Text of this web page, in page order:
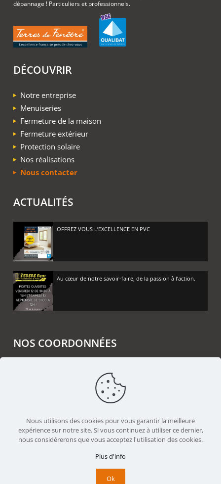
dépannage ! Particuliers et professionnels.
DÉCOUVRIR
Notre entreprise
Menuiseries
Fermeture de la maison
Fermeture extérieur
Protection solaire
Nos réalisations
Nous contacter
ACTUALITÉS
OFFREZ VOUS L’EXCELLENCE EN PVC
Au cœur de notre savoir-faire, de la passion à l’action.
NOS COORDONNÉES
contact@remyferere.fr
Nous utilisons des cookies pour vous garantir la meilleure
expérience sur notre site. Si vous continuez à utiliser ce dernier,
nous considérerons que vous acceptez l'utilisation des cookies.
Plus d'info
Ok